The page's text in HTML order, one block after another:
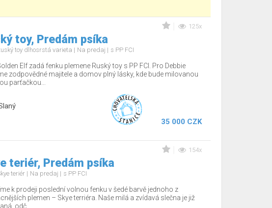
125x
toy, Predám psíka
toy dlhosrstá varieta Na predaj s PP FCI
Elf zadá fenku plemene Ruský toy s PP FCI. Pro Debbie
zodpovědné majitele a domov plný lásky, kde bude milovanou
parťačkou...
35 000 CZK
154x
teriér, Predám psíka
teriér Na predaj s PP FCI
k prodeji poslední volnou fenku v šedé barvě jednoho z
plemen – Skye terriéra. Naše milá a zvídavá slečna je již
odč...